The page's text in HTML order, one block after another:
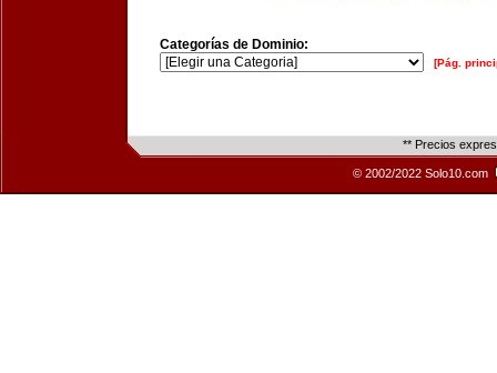
Categorías de Dominio:
[Pág.
** Precios
© 2002/2022 Solo10.com